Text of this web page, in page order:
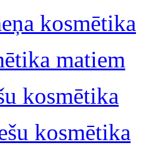
kosmētika
matiem
kosmētika
kosmētika